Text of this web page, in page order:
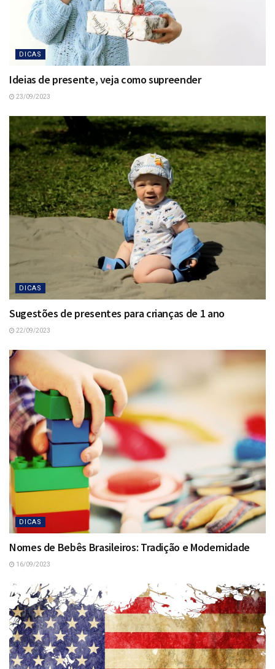
DICAS
Ideias de presente, veja como supreender
23/09/2023
DICAS
Sugestões de presentes para crianças de 1 ano
22/09/2023
DICAS
Nomes de Bebês Brasileiros: Tradição e Modernidade
16/09/2023